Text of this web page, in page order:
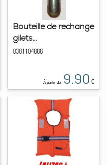
Bouteille de rechange
gilets...
0381104888
À partir de 9.90 €